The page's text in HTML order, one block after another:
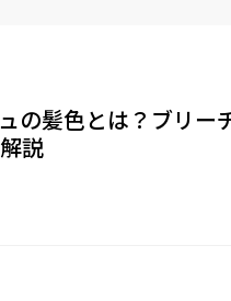
の髪色とは？ブリー
説